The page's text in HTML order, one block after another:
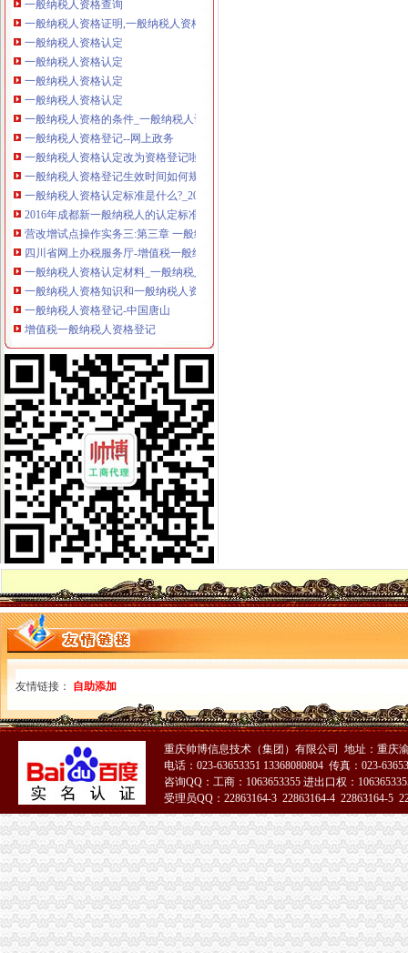
一般纳税人资格证明,一般纳税人资格证书？
一般纳税人资格认定
一般纳税人资格认定
一般纳税人资格认定
一般纳税人资格认定
一般纳税人资格的条件_一般纳税人认定的标准
一般纳税人资格登记--网上政务
一般纳税人资格认定改为资格登记啦！_中华会计网校_税务网校
一般纳税人资格登记生效时间如何规定_中华会计网校_税务网校
一般纳税人资格认定标准是什么?_2016关于一般纳税人资格的认定
2016年成都新一般纳税人的认定标准_搜狐财经_搜狐网
营改增试点操作实务三:第三章 一般纳税人资格认定_注册税务师齐
四川省网上办税服务厅-增值税一般纳税人资格查询
一般纳税人资格认定材料_一般纳税人的认定所需材料_有朋至远方来_
一般纳税人资格知识和一般纳税人资格案例,文章-世界经理人网站
一般纳税人资格登记-中国唐山
增值税一般纳税人资格登记
增值税一般纳税人资格登记
申请成为一般纳税人的条件、资格及申请流程_百度经验
增值税一般纳税人资格认定管理办
一般纳税人资格认定_搜索_互动百科
山东国税门户网站一般纳税人资格查询
一般纳税人资格转正条件_志趣网
一般纳税人资格证明是什么？-律知识大全|律师365(.com)
一般纳税人资格查询
四川省一般纳税人资格查询
一般纳税人资格律百科_中顾律网
一般纳税人资格认定的基本规则_东奥会计在线
一般纳税人资格查询
一般纳税人资格认定存在的问题-商务服务-成都商报
什么是一般纳税人？怎么办理一般纳税人资格登记？_搜狐财经_搜狐网
一般纳税人资格认定的基本规则_东奥会计在线
增值税一般纳税人资格认定再提速-新华网
一般纳税人资格查询
什么是一般纳税人？怎么办理一般纳税人资格登记？
增值税一般纳税人资格认定管理办
增值税一般纳税人资格认定管理办
广西：增值税一般纳税人认定告别审批制改为登记制-广西新闻网
广西：增值税一般纳税人认定告别审批制改为登记制-广西新闻网
一般纳税人资格认证书—在线播放—优酷网,高清在线观看
一般纳税人资格证
一般纳税人资格认定的基本规则-税务师-高顿部落
一般纳税人资格查询
一般纳税人资格证书-搜百科
山东国税门户网站一般纳税人资格查询
三证合一后,一般纳税人资格登记还提供税务登记证吗_中华会计网校_
一般纳税人资格证
一般纳税人资格证书-搜百科
增值税一般纳税人资格登记
友情链接： 自助添加
重庆帅博信息技术（集团）有限公司 地址：重庆
电话：023-63653351 13368080804 传真：023-
咨询QQ：工商：1063653355 进出口权：
受理员QQ：22863164-3 22863164-4 22863164-5